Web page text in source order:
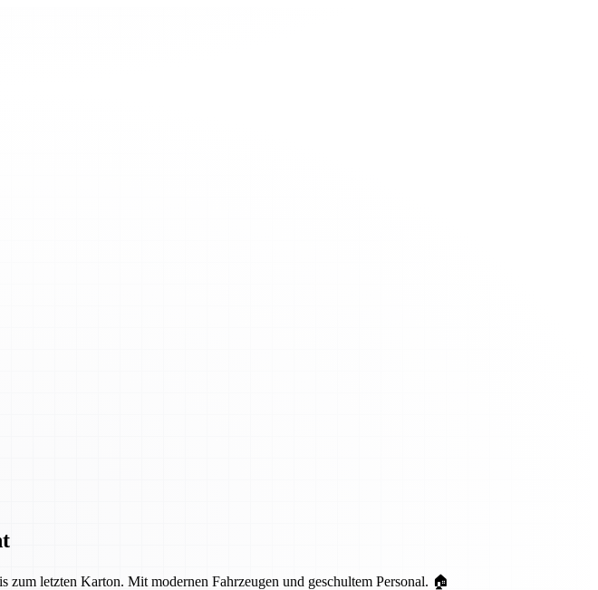
letzten Karton. Mit modernen Fahrzeugen und geschultem Personal. 🏠